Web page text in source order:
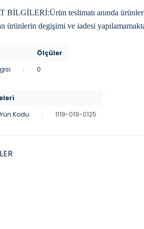
teslimatı anında ürünleri
ürünlerin degişimi ve iadesi
Ölçüler
: 0
Kodu
: 1119-019-0125